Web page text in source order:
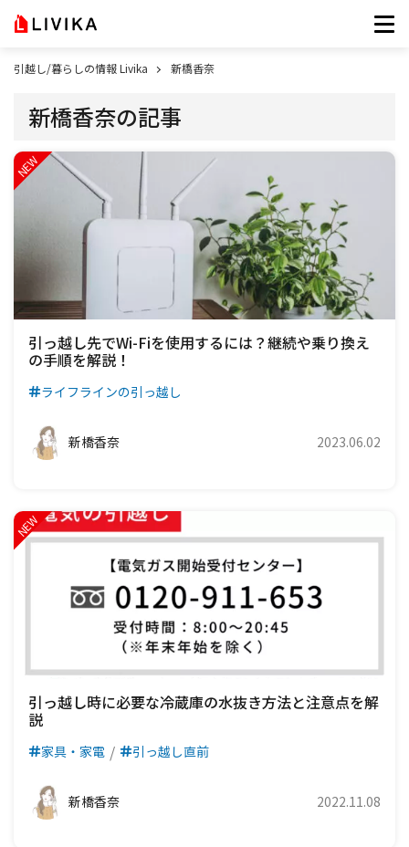
引越し/暮らしの情報 Livika 新橋香奈
新橋香奈の記事
引っ越し先でWi-Fiを使用するには？継続や乗り換え
の手順を解説！
ライフラインの引っ越し
新橋香奈 2023.06.02
引っ越し時に必要な冷蔵庫の水抜き方法と注意点を解
説
家具・家電 引っ越し直前
新橋香奈 2022.11.08